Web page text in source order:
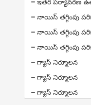
ఇతర పర్యావరణ
నాయిస్ తగ్గింపు
నాయిస్ తగ్గింపు
నాయిస్ తగ్గింపు
గ్యాస్ నిర్మూలన
గ్యాస్ నిర్మూలన
గ్యాస్ నిర్మూలన